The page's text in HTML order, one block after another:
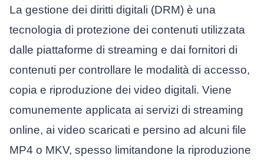
La gestione dei diritti digitali (DRM) è una
tecnologia di protezione dei contenuti utilizzata
dalle piattaforme di streaming e dai fornitori di
contenuti per controllare le modalità di accesso,
copia e riproduzione dei video digitali. Viene
comunemente applicata ai servizi di streaming
online, ai video scaricati e persino ad alcuni file
MP4 o MKV, spesso limitandone la riproduzione